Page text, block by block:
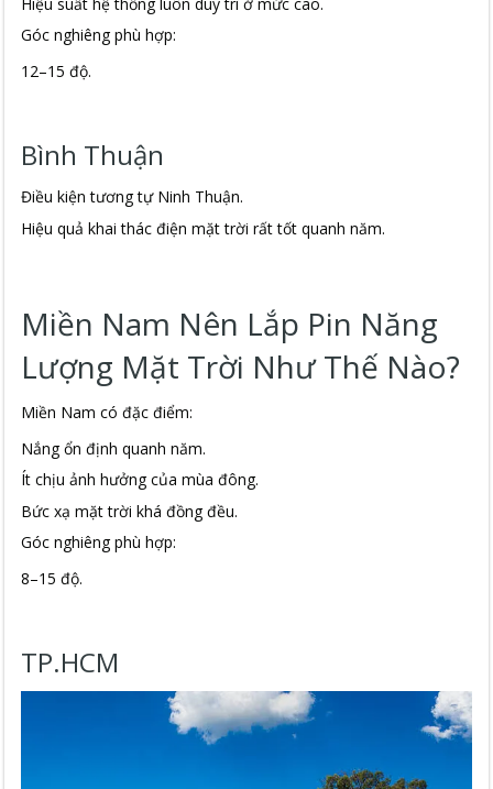
Góc nghiêng phù hợp:
12–15 độ.
Bình Thuận
Điều kiện tương tự Ninh Thuận.
Hiệu quả khai thác điện mặt trời rất tốt quanh năm.
Miền Nam Nên Lắp Pin Năng
Lượng Mặt Trời Như Thế Nào?
Miền Nam có đặc điểm:
Nắng ổn định quanh năm.
Ít chịu ảnh hưởng của mùa đông.
Bức xạ mặt trời khá đồng đều.
Góc nghiêng phù hợp:
8–15 độ.
TP.HCM